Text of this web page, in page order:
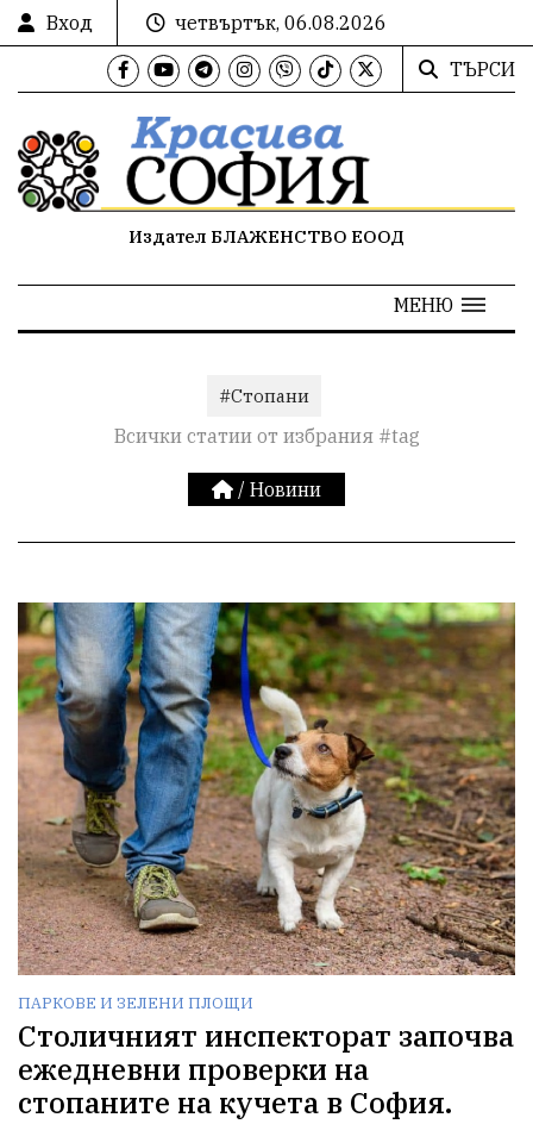
Вход
четвъртък, 06.08.2026
ТЪРСИ
Издател БЛАЖЕНСТВО ЕООД
МЕНЮ
#Стопани
Всички статии от избрания #tag
/ Новини
ПАРКОВЕ И ЗЕЛЕНИ ПЛОЩИ
Столичният инспекторат започва
ежедневни проверки на
стопаните на кучета в София.